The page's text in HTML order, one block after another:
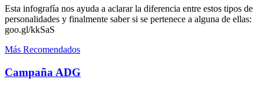
Esta infografía nos ayuda a aclarar la diferencia entre estos tipos de
personalidades y finalmente saber si se pertenece a alguna de ellas:
goo.gl/kkSaS
Más Recomendados
Campaña ADG